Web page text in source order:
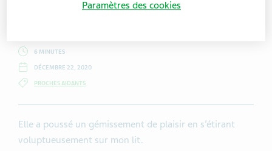
6 MINUTES
DÉCEMBRE 22, 2020
PROCHES AIDANTS
Elle a poussé un gémissement de plaisir en s’étirant
voluptueusement sur mon lit.
Paramètres des cookies